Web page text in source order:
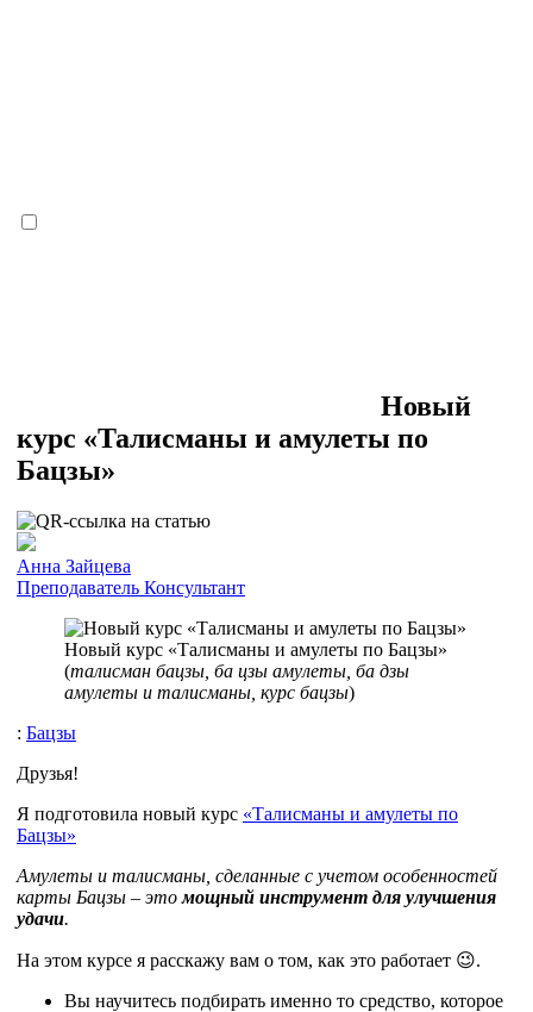
Новый
курс «Талисманы и амулеты по
Бацзы»
Анна Зайцева
Преподаватель Консультант
Новый курс «Талисманы и амулеты по Бацзы»
(талисман бацзы, ба цзы амулеты, ба дзы
амулеты и талисманы, курс бацзы)
: Бацзы
Друзья!
Я подготовила новый курс «Талисманы и амулеты по
Бацзы»
Амулеты и талисманы, сделанные с учетом особенностей
карты Бацзы – этомощный инструмент для улучшения
удачи.
На этом курсе я расскажу вам о том, как это работает 😉.
Вы научитесь подбирать именно то средство, которое